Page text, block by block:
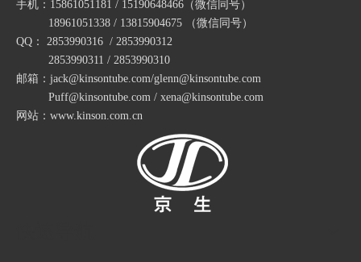
包塑金属软管的振动源
包塑金属软管的试验结果
包塑金属软管的透温性试验
包塑金属软管的试验条件
包塑金属软管的耐热性
包塑金属软管的指数测试
江苏京生管业有限公司危险废物管理制度公司
手机：15861051181 / 15190648466 （微信同号）
18961051338 / 13815904675
（微信同号）
QQ： 2853990316 / 2853990312
2853990311 / 2853990310
邮箱：jack@kinsontube.com/glenn@kinsontube.com
Puff@kinsontube.com / xena@kinsontube.com
网站：www.kinson.com.cn